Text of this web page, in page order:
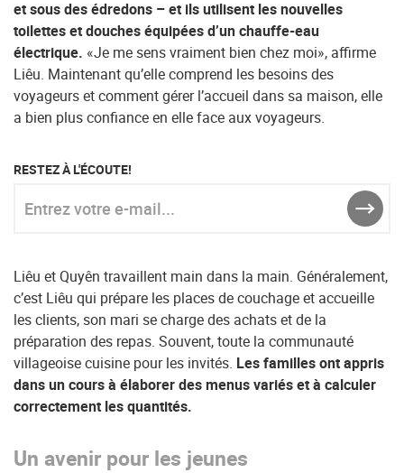
et sous des édredons – et ils utilisent les nouvelles
toilettes et douches équipées d’un chauffe-eau
électrique. «Je me sens vraiment bien chez moi», affirme
Liêu. Maintenant qu’elle comprend les besoins des
voyageurs et comment gérer l’accueil dans sa maison, elle
a bien plus confiance en elle face aux voyageurs.
RESTEZ À L'ÉCOUTE!
Liêu et Quyên travaillent main dans la main. Généralement,
c’est Liêu qui prépare les places de couchage et accueille
les clients, son mari se charge des achats et de la
préparation des repas. Souvent, toute la communauté
villageoise cuisine pour les invités. Les familles ont appris
dans un cours à élaborer des menus variés et à calculer
correctement les quantités.
Un avenir pour les jeunes